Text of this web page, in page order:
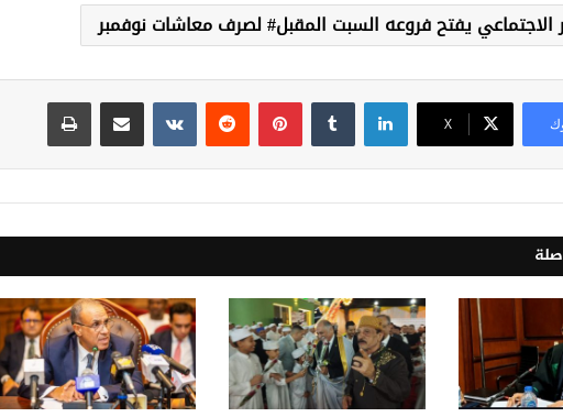
الاجتماعي يفتح فروعه السبت المقبل# لصرف معاشات نوفمبر
‫X
لينكدإن بينتيريست